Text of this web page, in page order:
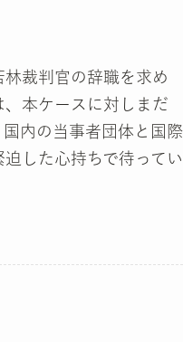
裁判官の辞職を求め
本ケースに対しまだ
内の当事者団体と国際
した心持ちで待ってい